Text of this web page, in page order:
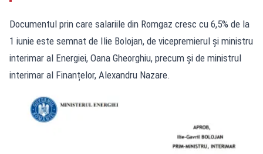
Documentul prin care salariile din Romgaz cresc cu 6,5% de la
1 iunie este semnat de Ilie Bolojan, de vicepremierul și ministru
interimar al Energiei, Oana Gheorghiu, precum și de ministrul
interimar al Finanțelor, Alexandru Nazare.